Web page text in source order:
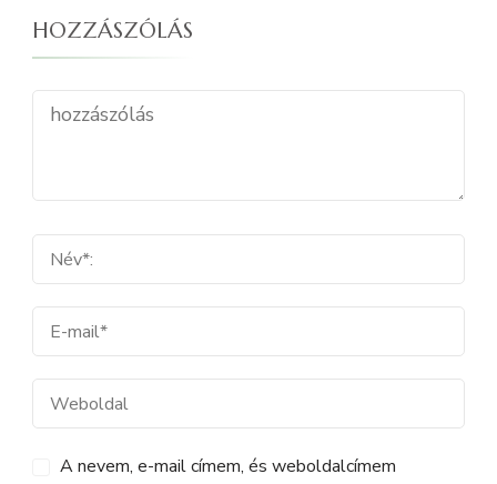
HOZZÁSZÓLÁS
A nevem, e-mail címem, és weboldalcímem